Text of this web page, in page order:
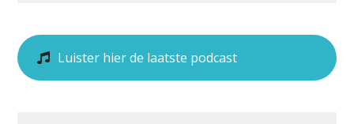
Luister hier de laatste podcast